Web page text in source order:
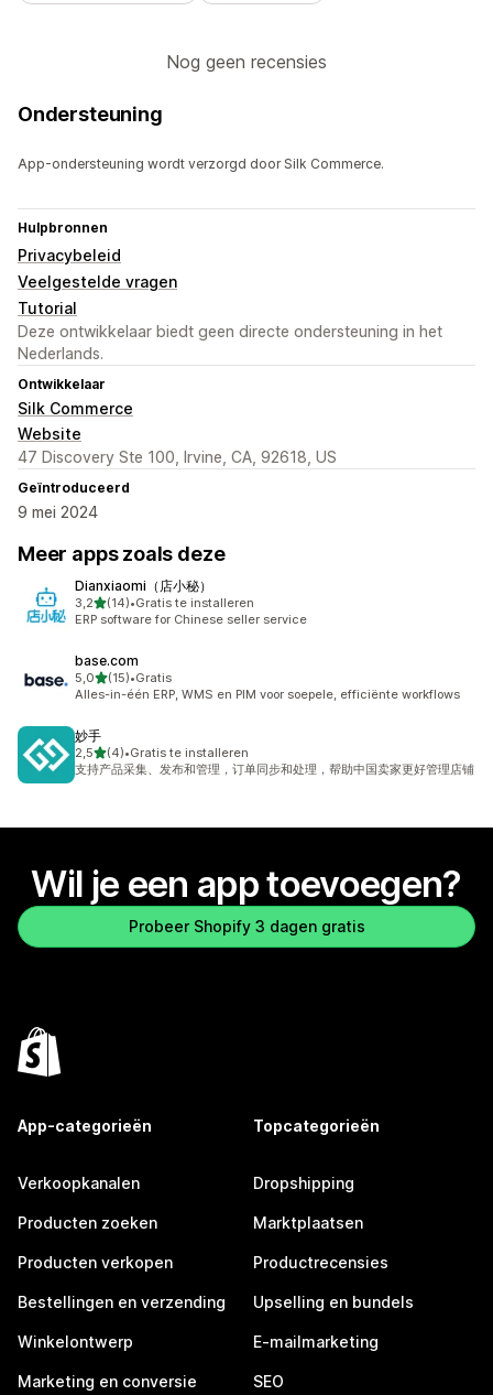
Nog geen recensies
Ondersteuning
App-ondersteuning wordt verzorgd door Silk Commerce.
Hulpbronnen
Privacybeleid
Veelgestelde vragen
Tutorial
Deze ontwikkelaar biedt geen directe ondersteuning in het
Nederlands.
Ontwikkelaar
Silk Commerce
Website
47 Discovery Ste 100, Irvine, CA, 92618, US
Geïntroduceerd
9 mei 2024
Meer apps zoals deze
Dianxiaomi（店小秘）
3,2van 5 sterren
(14)
14 recensies in totaal
•Gratis te installeren
ERP software for Chinese seller service
base.com
5,0van 5 sterren
(15)
15 recensies in totaal
•Gratis
Alles-in-één ERP, WMS en PIM voor soepele, efficiënte workflows
妙手
2,5van 5 sterren
(4)
4 recensies in totaal
•Gratis te installeren
支持产品采集、发布和管理，订单同步和处理，帮助中国卖家更好管理店铺
Wil je een app toevoegen?
Probeer Shopify 3 dagen gratis
App-categorieën
Verkoopkanalen
Producten zoeken
Producten verkopen
Bestellingen en verzending
Winkelontwerp
Marketing en conversie
Topcategorieën
Dropshipping
Marktplaatsen
Productrecensies
Upselling en bundels
E-mailmarketing
SEO